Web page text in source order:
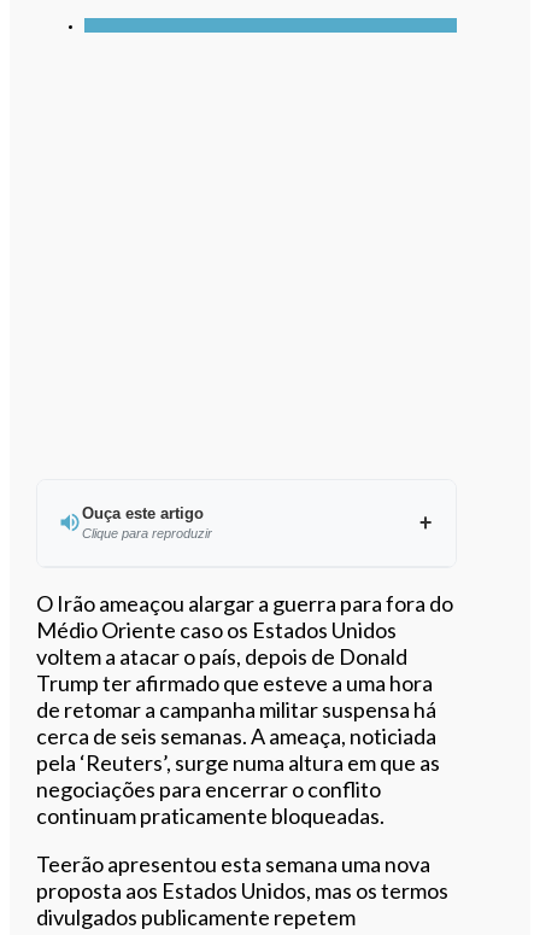
Ouça este artigo
Clique para reproduzir
0:00/4:59
O Irão ameaçou alargar a guerra para fora do
Médio Oriente caso os Estados Unidos
voltem a atacar o país, depois de Donald
Trump ter afirmado que esteve a uma hora
de retomar a campanha militar suspensa há
cerca de seis semanas. A ameaça, noticiada
pela ‘Reuters’, surge numa altura em que as
negociações para encerrar o conflito
continuam praticamente bloqueadas.
Teerão apresentou esta semana uma nova
proposta aos Estados Unidos, mas os termos
divulgados publicamente repetem